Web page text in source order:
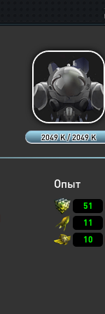
2049 K / 2049 K
Опыт
51
11
10